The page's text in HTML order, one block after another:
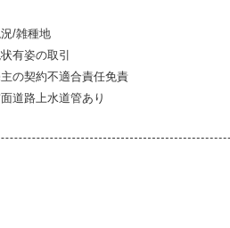
/雑種地
有姿の取引
の契約不適合責任免責
道路上水道管あり